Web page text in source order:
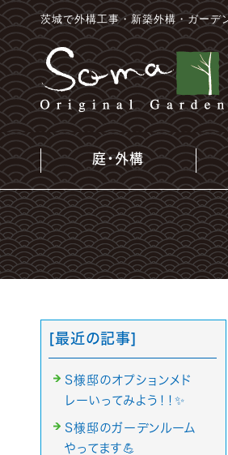
茨城で外構工事・新築外構・ガーデ
庭・外構
[最近の記事]
S様邸のオプションメド
レーいってみよう！！✨
S様邸のガーデンルーム
やってます💪